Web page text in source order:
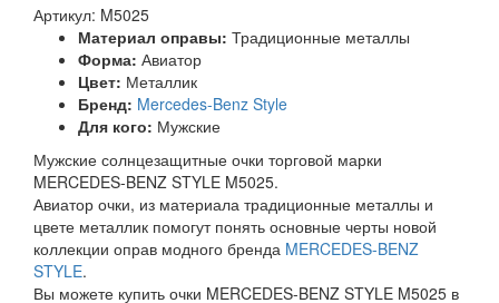
Артикул: M5025
Материал оправы: Традиционные металлы
Форма: Авиатор
Цвет: Металлик
Бренд: Mercedes-Benz Style
Для кого: Мужские
Мужские солнцезащитные очки торговой марки
MERCEDES-BENZ STYLE M5025.
Авиатор очки, из материала традиционные металлы и
цвете металлик помогут понять основные черты новой
коллекции оправ модного бренда MERCEDES-BENZ
STYLE.
Вы можете купить очки MERCEDES-BENZ STYLE M5025 в